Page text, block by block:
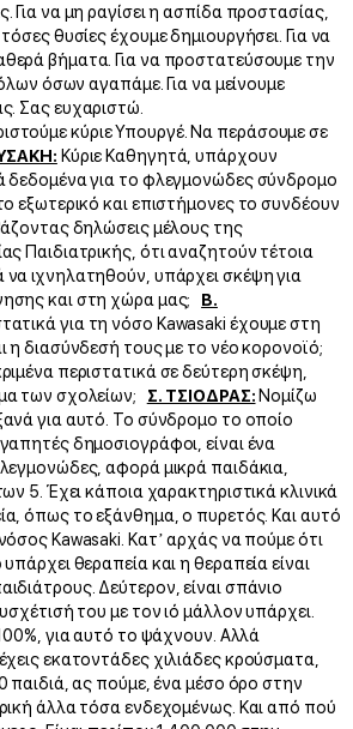
Για να μη ραγίσει η ασπίδα προστασίας,
θυσίες έχουμε δημιουργήσει. Για να
βήματα. Για να προστατεύσουμε την
όσων αγαπάμε. Για να μείνουμε
Σας ευχαριστώ.
κύριε Υπουργέ. Να περάσουμε σε
Κύριε Καθηγητά, υπάρχουν
δεδομένα για το φλεγμονώδες σύνδρομο
εξωτερικό και επιστήμονες το συνδέουν
δηλώσεις μέλους της
Παιδιατρικής, ότι αναζητούν τέτοια
ιχνηλατηθούν, υπάρχει σκέψη για
και στη χώρα μας; Β.
για τη νόσο Kawasaki έχουμε στη
η διασύνδεσή τους με το νέο κορονοϊό;
περιστατικά σε δεύτερη σκέψη,
των σχολείων; Σ. ΤΣΙΟΔΡΑΣ: Νομίζω
για αυτό. Το σύνδρομο το οποίο
δημοσιογράφοι, είναι ένα
αφορά μικρά παιδάκια,
5. Έχει κάποια χαρακτηριστικά κλινικά
όπως το εξάνθημα, ο πυρετός. Και αυτό
Kawasaki. Κατ’ αρχάς να πούμε ότι
θεραπεία και η θεραπεία είναι
Δεύτερον, είναι σπάνιο
του με τον ιό μάλλον υπάρχει.
για αυτό το ψάχνουν. Αλλά
εκατοντάδες χιλιάδες κρούσματα,
παιδιά, ας πούμε, ένα μέσο όρο στην
άλλα τόσα ενδεχομένως. Και από πού